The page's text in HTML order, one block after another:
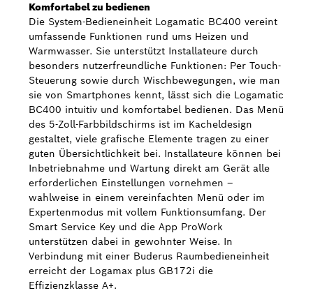
Komfortabel zu bedienen
Die System-Bedieneinheit Logamatic BC400 vereint
umfassende Funktionen rund ums Heizen und
Warmwasser. Sie unterstützt Installateure durch
besonders nutzerfreundliche Funktionen: Per Touch-
Steuerung sowie durch Wischbewegungen, wie man
sie von Smartphones kennt, lässt sich die Logamatic
BC400 intuitiv und komfortabel bedienen. Das Menü
des 5-Zoll-Farbbildschirms ist im Kacheldesign
gestaltet, viele grafische Elemente tragen zu einer
guten Übersichtlichkeit bei. Installateure können bei
Inbetriebnahme und Wartung direkt am Gerät alle
erforderlichen Einstellungen vornehmen –
wahlweise in einem vereinfachten Menü oder im
Expertenmodus mit vollem Funktionsumfang. Der
Smart Service Key und die App ProWork
unterstützen dabei in gewohnter Weise. In
Verbindung mit einer Buderus Raumbedieneinheit
erreicht der Logamax plus GB172i die
Effizienzklasse A+.